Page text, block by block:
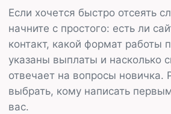
Если хочется быстро отсеять
начните с простого: есть ли
контакт, какой формат работы
указаны выплаты и насколько
отвечает на вопросы новичка.
выбрать, кому написать
вас.